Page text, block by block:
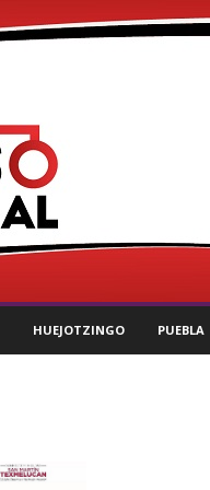
HUEJOTZINGO PUEBLA